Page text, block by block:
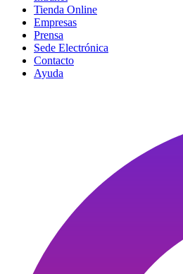
Tienda Online
Empresas
Prensa
Sede Electrónica
Contacto
Ayuda